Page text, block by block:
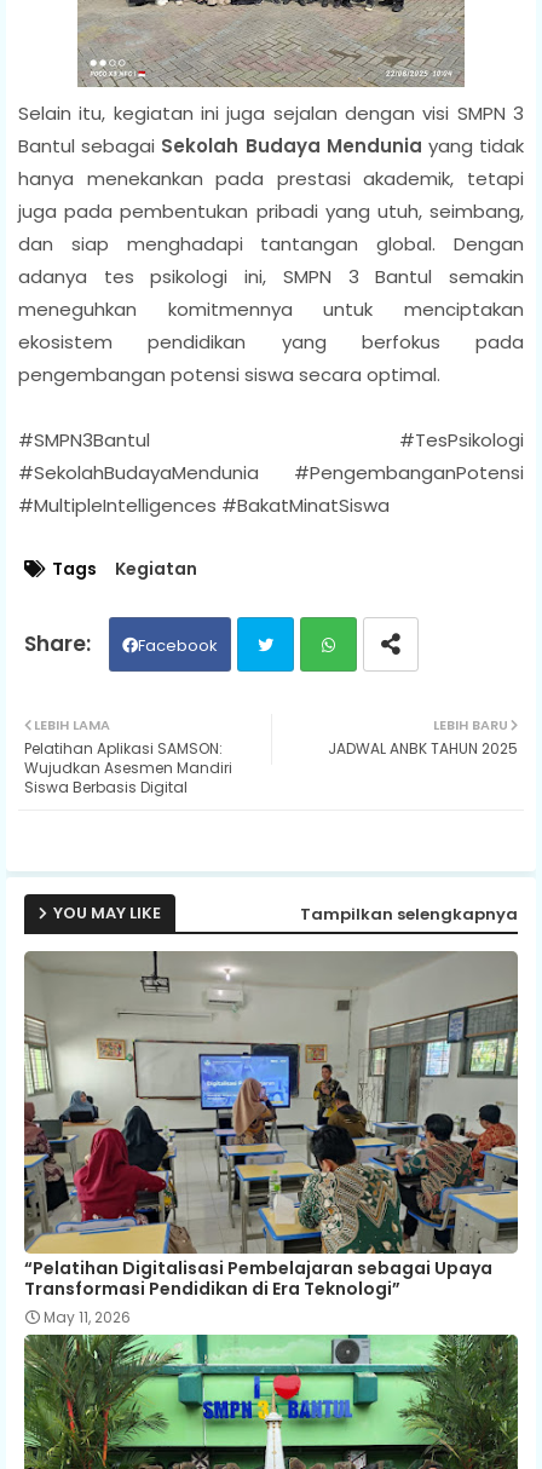
Selain itu, kegiatan ini juga sejalan dengan visi SMPN 3
Bantul sebagai Sekolah Budaya Mendunia yang tidak
hanya menekankan pada prestasi akademik, tetapi
juga pada pembentukan pribadi yang utuh, seimbang,
dan siap menghadapi tantangan global. Dengan
adanya tes psikologi ini, SMPN 3 Bantul semakin
meneguhkan komitmennya untuk menciptakan
ekosistem pendidikan yang berfokus pada
pengembangan potensi siswa secara optimal.
#SMPN3Bantul #TesPsikologi
#SekolahBudayaMendunia #PengembanganPotensi
#MultipleIntelligences #BakatMinatSiswa
Tags Kegiatan
Facebook
ats
LEBIH BARU
JADWAL ANBK TAHUN 2025
LEBIH LAMA
Pelatihan Aplikasi SAMSON:
Wujudkan Asesmen Mandiri
Siswa Berbasis Digital
YOU MAY LIKE Tampilkan selengkapnya
“Pelatihan Digitalisasi Pembelajaran sebagai Upaya
Transformasi Pendidikan di Era Teknologi”
May 11, 2026